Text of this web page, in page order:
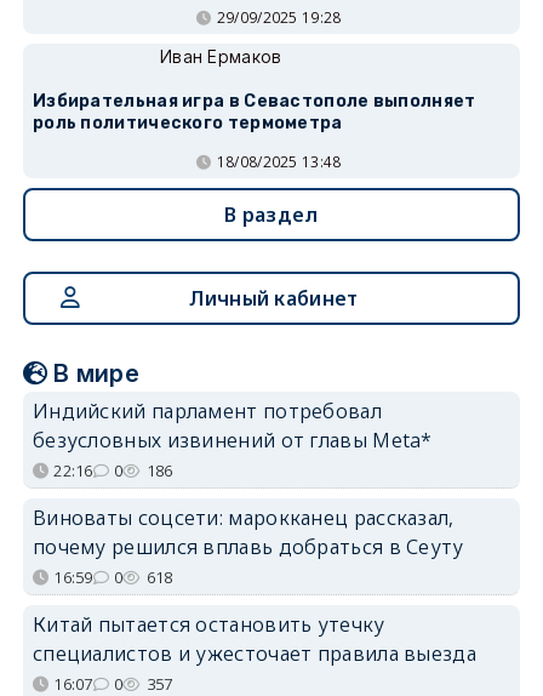
29/09/2025 19:28
Иван Ермаков
Избирательная игра в Севастополе выполняет
роль политического термометра
18/08/2025 13:48
В раздел
Личный кабинет
В мире
Индийский парламент потребовал
безусловных извинений от главы Meta*
22:16 0 186
Виноваты соцсети: марокканец рассказал,
почему решился вплавь добраться в Сеуту
16:59 0 618
Китай пытается остановить утечку
специалистов и ужесточает правила выезда
16:07 0 357